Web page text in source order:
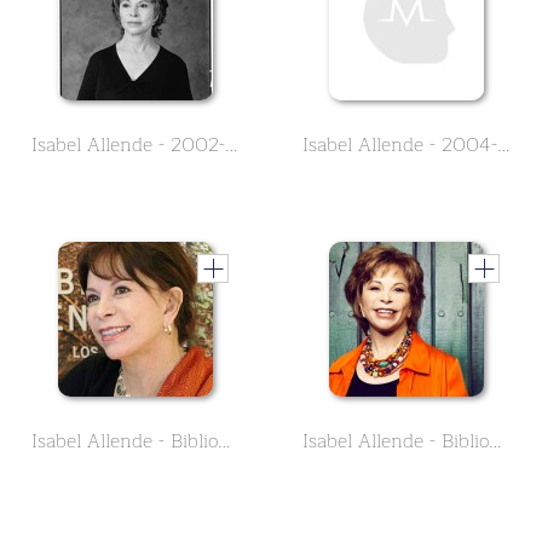
Isabel Allende - 2002-03 Isabel Allende - 2004-06
Isabel Allende - Bibliografia 1982-1991 Isabel Allende - Bibliografia 1994-2000